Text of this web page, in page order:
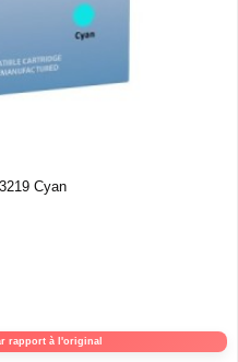
Cyan
rapport à l'original